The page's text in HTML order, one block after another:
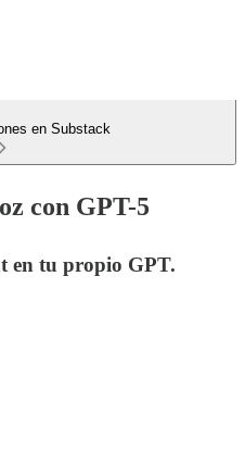
en Substack
con GPT-5
en tu propio GPT.